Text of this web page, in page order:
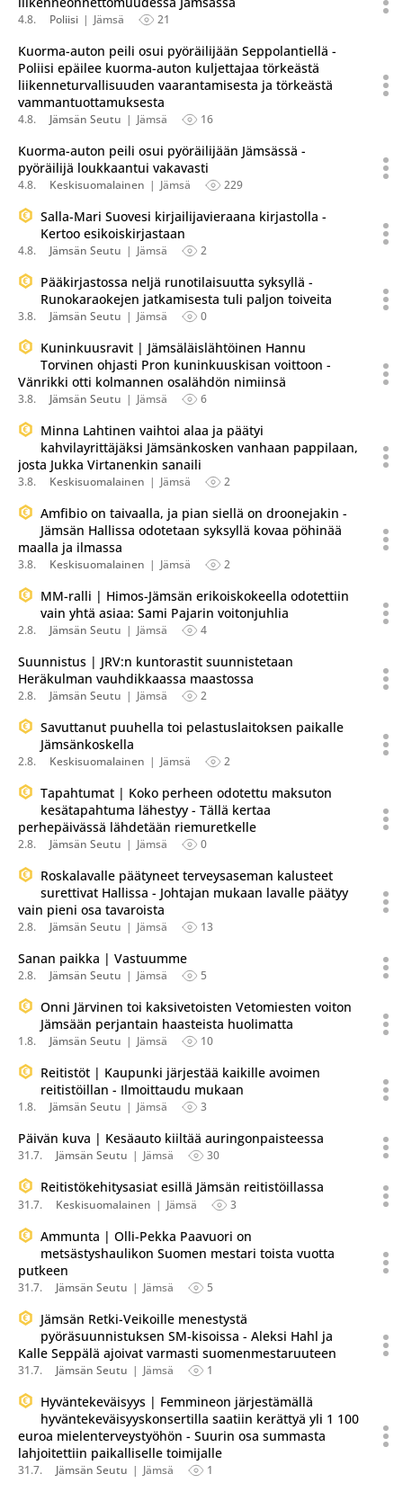
4.8. Poliisi Jämsä 21
Kuorma-auton peili osui pyöräilijään Seppolantiellä -
Poliisi epäilee kuorma-auton kuljettajaa törkeästä
liikenneturvallisuuden vaarantamisesta ja törkeästä
vammantuottamuksesta
4.8. Jämsän Seutu Jämsä 16
Kuorma-auton peili osui pyöräilijään Jämsässä -
pyöräilijä loukkaantui vakavasti
4.8. Keskisuomalainen Jämsä 229
Salla-Mari Suovesi kirjailijavieraana kirjastolla -
Kertoo esikoiskirjastaan
4.8. Jämsän Seutu Jämsä 2
Pääkirjastossa neljä runotilaisuutta syksyllä -
Runokaraokejen jatkamisesta tuli paljon toiveita
3.8. Jämsän Seutu Jämsä 0
Kuninkuusravit | Jämsäläislähtöinen Hannu
Torvinen ohjasti Pron kuninkuuskisan voittoon -
Vänrikki otti kolmannen osalähdön nimiinsä
3.8. Jämsän Seutu Jämsä 6
Minna Lahtinen vaihtoi alaa ja päätyi
kahvilayrittäjäksi Jämsänkosken vanhaan pappilaan,
josta Jukka Virtanenkin sanaili
3.8. Keskisuomalainen Jämsä 2
Amfibio on taivaalla, ja pian siellä on droonejakin -
Jämsän Hallissa odotetaan syksyllä kovaa pöhinää
maalla ja ilmassa
3.8. Keskisuomalainen Jämsä 2
MM-ralli | Himos-Jämsän erikoiskokeella odotettiin
vain yhtä asiaa: Sami Pajarin voitonjuhlia
2.8. Jämsän Seutu Jämsä 4
Suunnistus | JRV:n kuntorastit suunnistetaan
Heräkulman vauhdikkaassa maastossa
2.8. Jämsän Seutu Jämsä 2
Savuttanut puuhella toi pelastuslaitoksen paikalle
Jämsänkoskella
2.8. Keskisuomalainen Jämsä 2
Tapahtumat | Koko perheen odotettu maksuton
kesätapahtuma lähestyy - Tällä kertaa
perhepäivässä lähdetään riemuretkelle
2.8. Jämsän Seutu Jämsä 0
Roskalavalle päätyneet terveysaseman kalusteet
surettivat Hallissa - Johtajan mukaan lavalle päätyy
vain pieni osa tavaroista
2.8. Jämsän Seutu Jämsä 13
Sanan paikka | Vastuumme
2.8. Jämsän Seutu Jämsä 5
Onni Järvinen toi kaksivetoisten Vetomiesten voiton
Jämsään perjantain haasteista huolimatta
1.8. Jämsän Seutu Jämsä 10
Reitistöt | Kaupunki järjestää kaikille avoimen
reitistöillan - Ilmoittaudu mukaan
1.8. Jämsän Seutu Jämsä 3
Päivän kuva | Kesäauto kiiltää auringonpaisteessa
31.7. Jämsän Seutu Jämsä 30
Reitistökehitysasiat esillä Jämsän reitistöillassa
31.7. Keskisuomalainen Jämsä 3
Ammunta | Olli-Pekka Paavuori on
metsästyshaulikon Suomen mestari toista vuotta
putkeen
31.7. Jämsän Seutu Jämsä 5
Jämsän Retki-Veikoille menestystä
pyöräsuunnistuksen SM-kisoissa - Aleksi Hahl ja
Kalle Seppälä ajoivat varmasti suomenmestaruuteen
31.7. Jämsän Seutu Jämsä 1
Hyväntekeväisyys | Femmineon järjestämällä
hyväntekeväisyyskonsertilla saatiin kerättyä yli 1 100
euroa mielenterveystyöhön - Suurin osa summasta
lahjoitettiin paikalliselle toimijalle
31.7. Jämsän Seutu Jämsä 1